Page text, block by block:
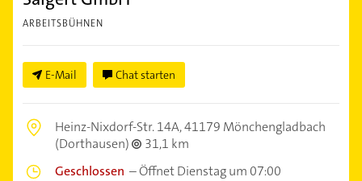
ARBEITSBÜHNEN
E-Mail Chat starten
Heinz-Nixdorf-Str. 14A,41179 Mönchengladbach
(Dorthausen)
31,1 km
Geschlossen –Öffnet Dienstag um 07:00